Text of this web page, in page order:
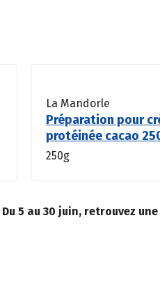
La Mandorle
Préparation pour
protéinée cacao
250g
Du 5 au 30 juin, retrouvez